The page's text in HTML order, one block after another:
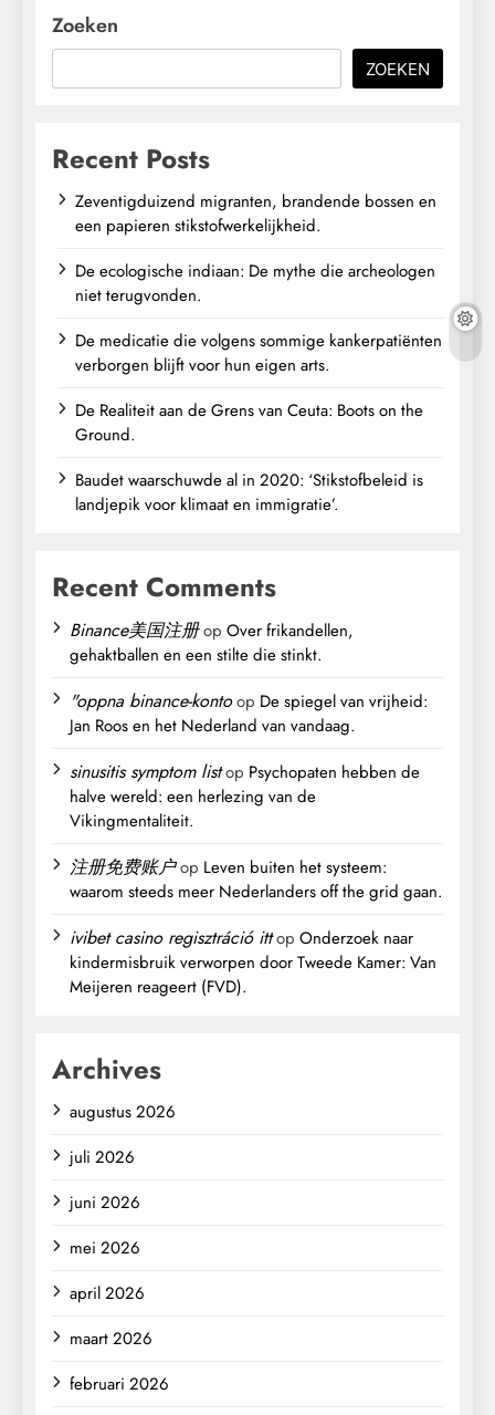
Zoeken
ZOEKEN
Recent Posts
Zeventigduizend migranten, brandende bossen en
een papieren stikstofwerkelijkheid.
De ecologische indiaan: De mythe die archeologen
niet terugvonden.
De medicatie die volgens sommige kankerpatiënten
verborgen blijft voor hun eigen arts.
De Realiteit aan de Grens van Ceuta: Boots on the
Ground.
Baudet waarschuwde al in 2020: ‘Stikstofbeleid is
landjepik voor klimaat en immigratie’.
Recent Comments
Binance美国注册op Over frikandellen,
gehaktballen en een stilte die stinkt.
"oppna binance-kontoop De spiegel van vrijheid:
Jan Roos en het Nederland van vandaag.
sinusitis symptom listop Psychopaten hebben de
halve wereld: een herlezing van de
Vikingmentaliteit.
注册免费账户op Leven buiten het systeem:
waarom steeds meer Nederlanders off the grid gaan.
ivibet casino regisztráció ittop Onderzoek naar
kindermisbruik verworpen door Tweede Kamer: Van
Meijeren reageert (FVD).
Archives
augustus 2026
juli 2026
juni 2026
mei 2026
april 2026
maart 2026
februari 2026